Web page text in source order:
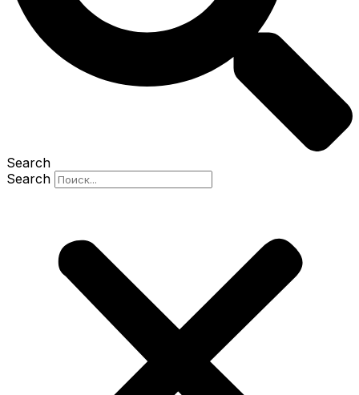
Search
Search